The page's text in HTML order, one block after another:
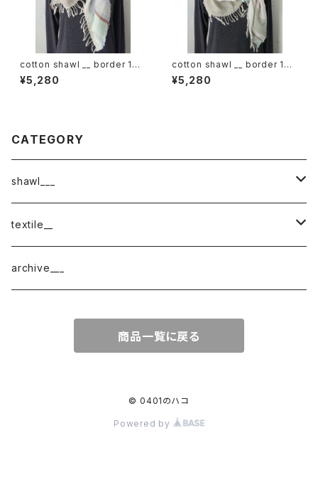
cotton shawl __ border 160
甘雨w
¥5,280
cotton shawl __ border 160
春霖w
¥5,280
CATEGORY
shawl___
cotton
border
cotton × wool
textile__
織物
archive___
商品一覧に戻る
© 0401のハコ
Powered by